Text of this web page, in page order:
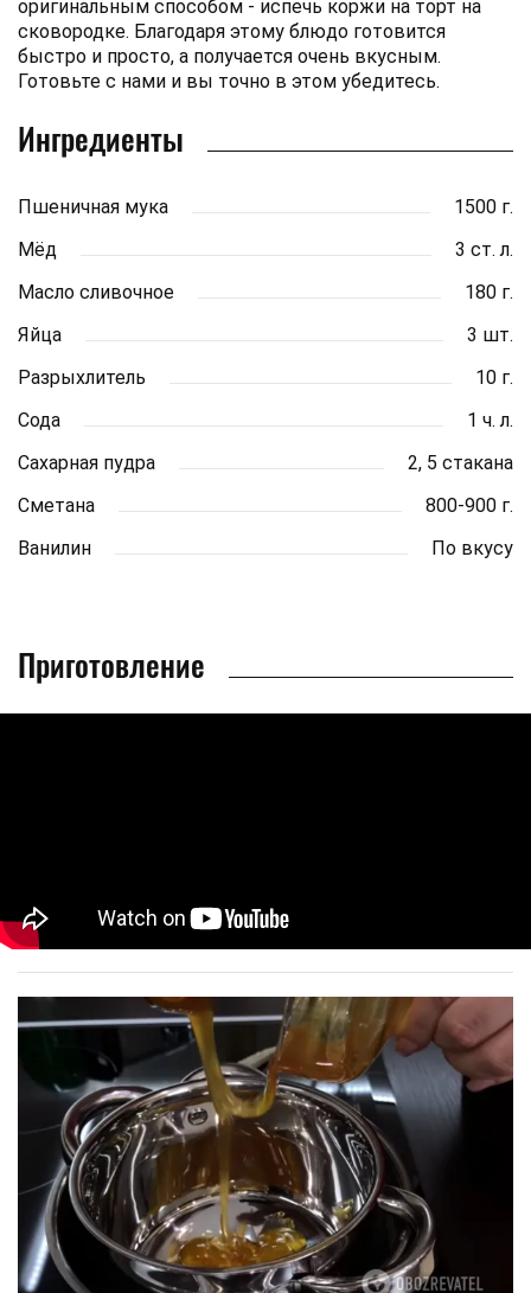
оригинальным способом - испечь коржи на торт на
сковородке. Благодаря этому блюдо готовится
быстро и просто, а получается очень вкусным.
Готовьте с нами и вы точно в этом убедитесь.
Ингредиенты
Пшеничная мука
1500 г.
Мёд
3 ст. л.
Масло сливочное
180 г.
Яйца
3 шт.
Разрыхлитель
10 г.
Сода
1 ч. л.
Сахарная пудра
2, 5 стакана
Сметана
800-900 г.
Ванилин
По вкусу
Приготовление